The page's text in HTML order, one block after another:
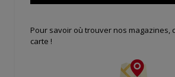
Pour savoir où trouver nos magazines,
carte !